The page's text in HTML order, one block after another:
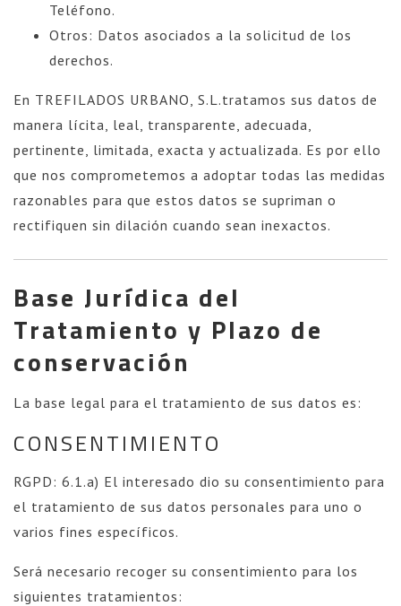
Teléfono.
Otros: Datos asociados a la solicitud de los
derechos.
En TREFILADOS URBANO, S.L.tratamos sus datos de
manera lícita, leal, transparente, adecuada,
pertinente, limitada, exacta y actualizada. Es por ello
que nos comprometemos a adoptar todas las medidas
razonables para que estos datos se supriman o
rectifiquen sin dilación cuando sean inexactos.
Base Jurídica del
Tratamiento y Plazo de
conservación
La base legal para el tratamiento de sus datos es:
CONSENTIMIENTO
RGPD: 6.1.a) El interesado dio su consentimiento para
el tratamiento de sus datos personales para uno o
varios fines específicos.
Será necesario recoger su consentimiento para los
siguientes tratamientos: